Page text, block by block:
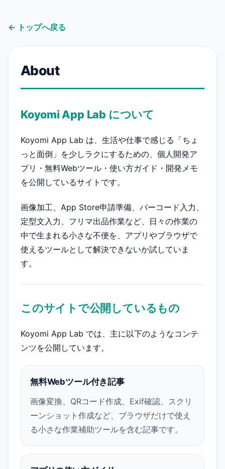
← トップへ戻る
About
Koyomi App Lab について
Koyomi App Lab は、生活や仕事で感じる「ちょ
っと面倒」を少しラクにするための、個人開発ア
プリ・無料Webツール・使い方ガイド・開発メモ
を公開しているサイトです。
画像加工、App Store申請準備、バーコード入力、
定型文入力、フリマ出品作業など、日々の作業の
中で生まれる小さな不便を、アプリやブラウザで
使えるツールとして解決できないか試していま
す。
このサイトで公開しているもの
Koyomi App Lab では、主に以下のようなコンテ
ンツを公開しています。
無料Webツール付き記事
画像変換、QRコード作成、Exif確認、スクリ
ーンショット作成など、ブラウザだけで使え
る小さな作業補助ツールを含む記事です。